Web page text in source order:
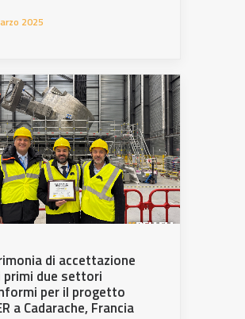
2025
di accettazione
primi due settori
per il progetto
a Cadarache, Francia